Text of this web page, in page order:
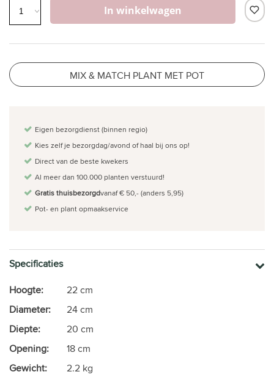
In winkelwagen
MIX & MATCH PLANT MET POT
Eigen bezorgdienst (binnen regio)
Kies zelf je bezorgdag/avond of haal bij ons op!
Direct van de beste kwekers
Al meer dan 100.000 planten verstuurd!
Gratis thuisbezorgdvanaf € 50,- (anders 5,95)
Pot- en plant opmaakservice
Specificaties
Hoogte:
22 cm
Diameter:
24 cm
Diepte:
20 cm
Opening:
18 cm
Gewicht:
2.2 kg